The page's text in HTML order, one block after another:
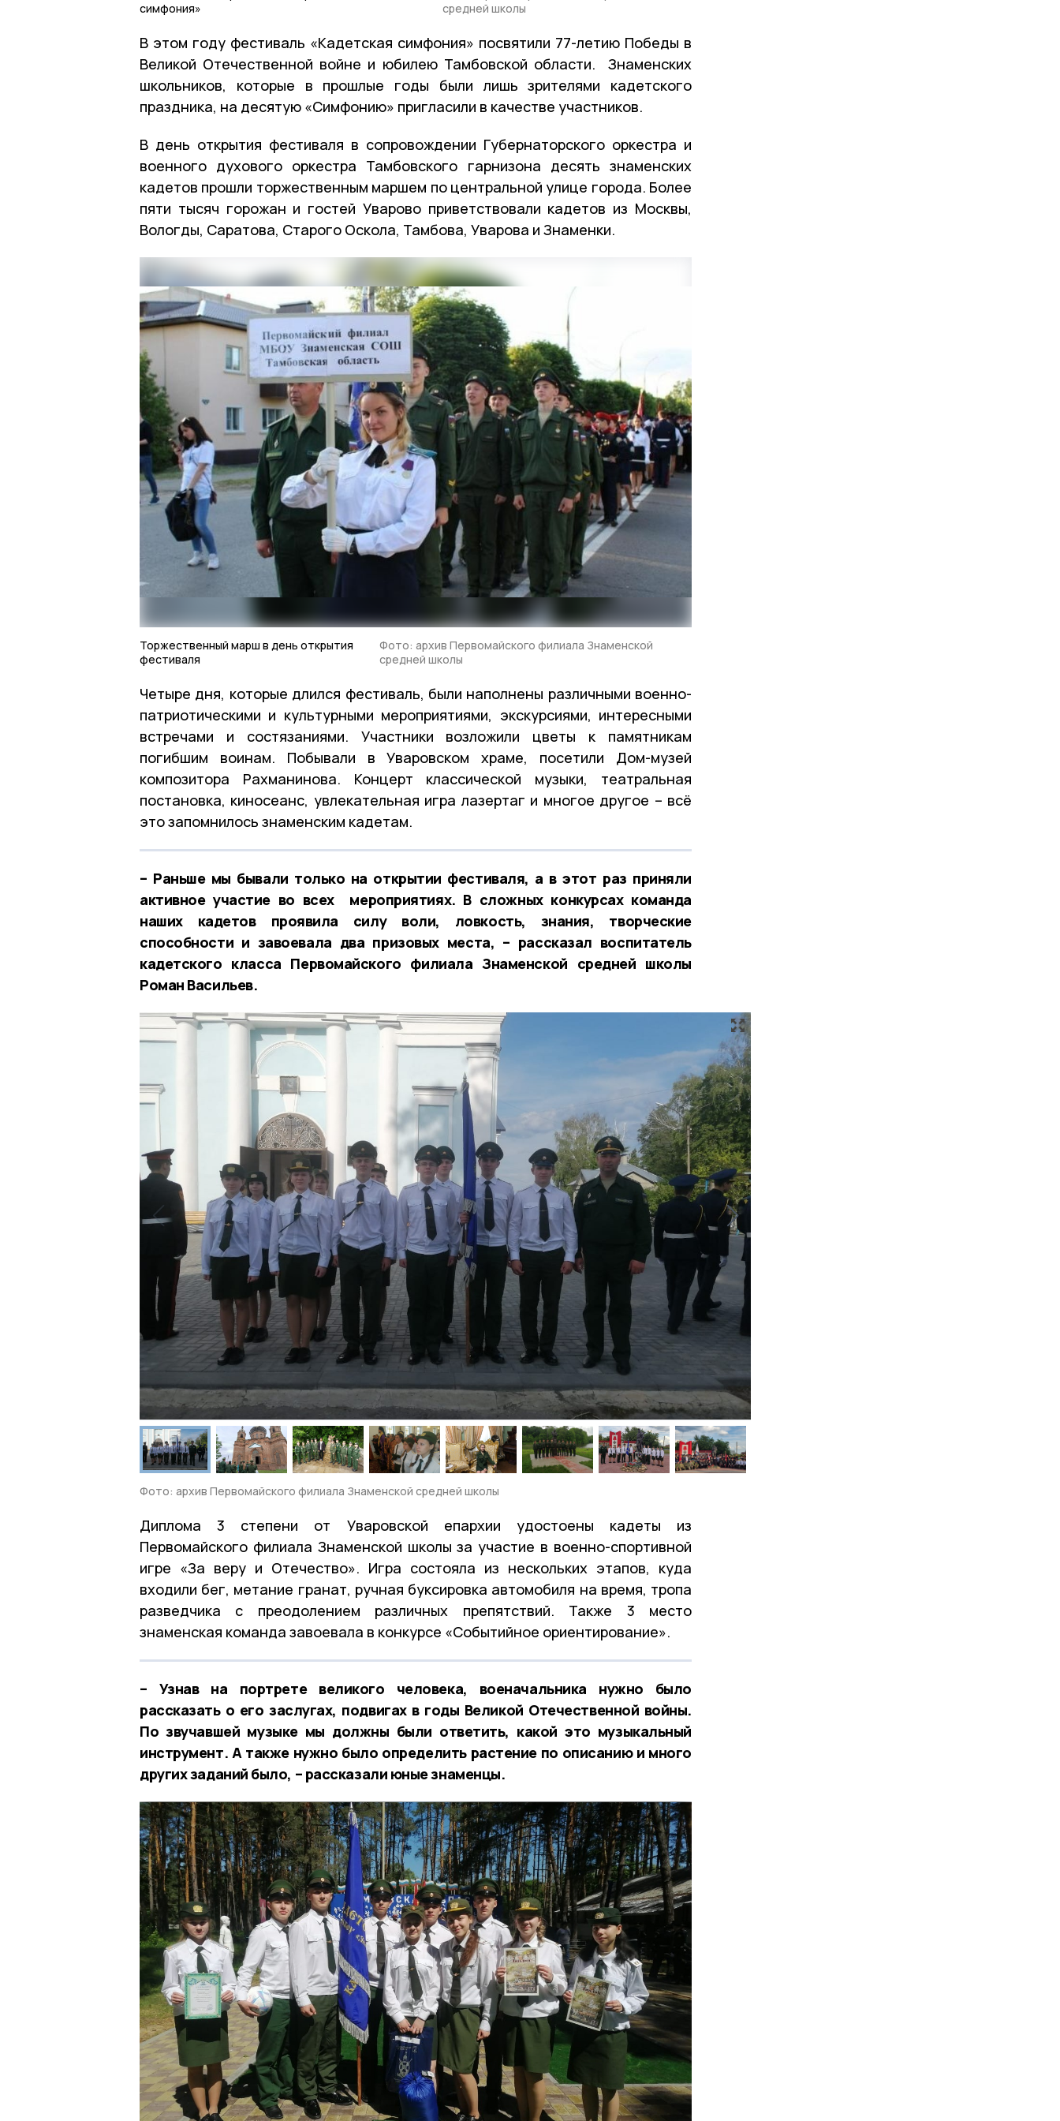
симфония»
средней школы
В этом году фестиваль «Кадетская симфония» посвятили 77-летию Победы в
Великой Отечественной войне и юбилею Тамбовской области. Знаменских
школьников, которые в прошлые годы были лишь зрителями кадетского
праздника, на десятую «Симфонию» пригласили в качестве участников.
В день открытия фестиваля в сопровождении Губернаторского оркестра и
военного духового оркестра Тамбовского гарнизона десять знаменских
кадетов прошли торжественным маршем по центральной улице города. Более
пяти тысяч горожан и гостей Уварово приветствовали кадетов из Москвы,
Вологды, Саратова, Старого Оскола, Тамбова, Уварова и Знаменки.
Торжественный марш в день открытия
фестиваля
Фото: архив Первомайского филиала Знаменской
средней школы
Четыре дня, которые длился фестиваль, были наполнены различными военно-
патриотическими и культурными мероприятиями, экскурсиями, интересными
встречами и состязаниями. Участники возложили цветы к памятникам
погибшим воинам. Побывали в Уваровском храме, посетили Дом-музей
композитора Рахманинова. Концерт классической музыки, театральная
постановка, киносеанс, увлекательная игра лазертаг и многое другое – всё
это запомнилось знаменским кадетам.
– Раньше мы бывали только на открытии фестиваля, а в этот раз приняли
активное участие во всех мероприятиях. В сложных конкурсах команда
наших кадетов проявила силу воли, ловкость, знания, творческие
способности и завоевала два призовых места, – рассказал воспитатель
кадетского класса Первомайского филиала Знаменской средней школы
Роман Васильев.
Фото: архив Первомайского филиала Знаменской средней школы
Диплома 3 степени от Уваровской епархии удостоены кадеты из
Первомайского филиала Знаменской школы за участие в военно-спортивной
игре «За веру и Отечество». Игра состояла из нескольких этапов, куда
входили бег, метание гранат, ручная буксировка автомобиля на время, тропа
разведчика с преодолением различных препятствий. Также 3 место
знаменская команда завоевала в конкурсе «Событийное ориентирование».
– Узнав на портрете великого человека, военачальника нужно было
рассказать о его заслугах, подвигах в годы Великой Отечественной войны.
По звучавшей музыке мы должны были ответить, какой это музыкальный
инструмент. А также нужно было определить растение по описанию и много
других заданий было, – рассказали юные знаменцы.